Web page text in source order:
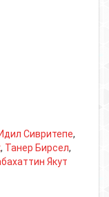
Идил Сивритепе,
, Танер Бирсел,
Якут